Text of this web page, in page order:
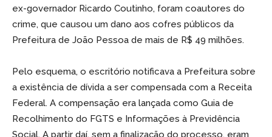
ex-governador Ricardo Coutinho, foram coautores do
crime, que causou um dano aos cofres públicos da
Prefeitura de João Pessoa de mais de R$ 49 milhões.
Pelo esquema, o escritório notificava a Prefeitura sobre
a existência de dívida a ser compensada com a Receita
Federal. A compensação era lançada como Guia de
Recolhimento do FGTS e Informações à Previdência
Social. A partir daí, sem a finalização do processo, eram